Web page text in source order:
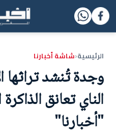
الرئيسية‹شاشة أخبارنا
وجدة تُنشد تراثها
الناي تعانق
"أخبارنا"